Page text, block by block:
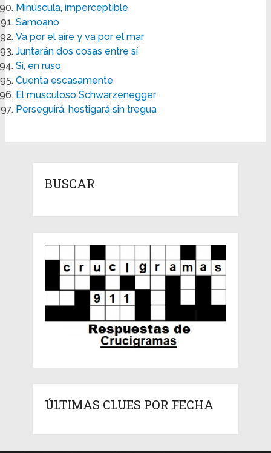
Minúscula, imperceptible
Samoano
Va por el aire y va por el mar
Juntarán dos cosas entre sí
Sí, en ruso
Cuenta escasamente
El musculoso Schwarzenegger
Perseguirá, hostigará sin tregua
BUSCAR
ÚLTIMAS CLUES POR FECHA